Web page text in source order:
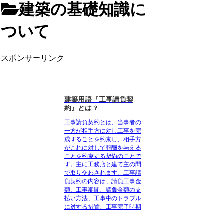
建築の基礎知識に
ついて
スポンサーリンク
建築用語『工事請負契
約』とは？
工事請負契約とは、当事者の
一方が相手方に対し工事を完
成することを約束し、相手方
がこれに対して報酬を与える
ことを約束する契約のことで
す。 主に工務店と建て主の間
で取り交わされます。工事請
負契約の内容は、請負工事金
額、工事期間、請負金額の支
払い方法、工事中のトラブル
に対する措置、工事完了時期